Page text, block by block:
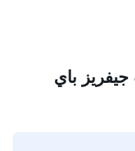
جيفريز باي